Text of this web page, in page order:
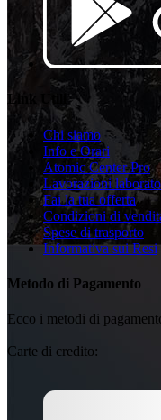
Link Utili
Chi siamo
Info e Orari
Atomic Center Pro
Lavorazioni
Fai la tua offerta
Condizioni di
Spese di trasporto
Informativa sui Resi
Metodo di Pagamento
Ecco i metodi di
Carte di credito: